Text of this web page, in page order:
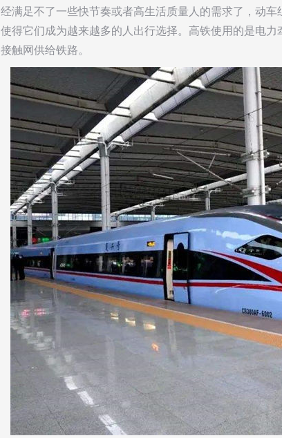
满足不了一些快节奏或者高生活质量人的需求了，动
得它们成为越来越多的人出行选择。高铁使用的是电
触网供给铁路。